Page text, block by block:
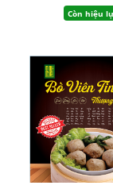
Còn hiệu